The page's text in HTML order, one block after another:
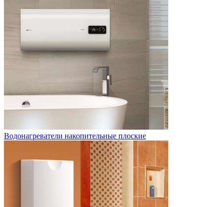
Водонагреватели накопительные плоские